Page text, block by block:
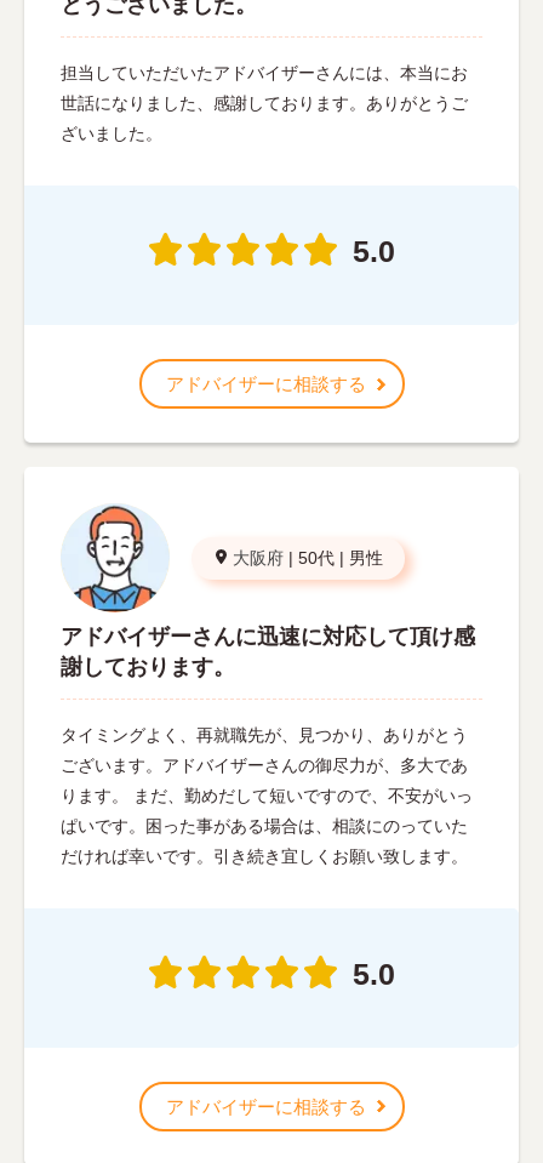
とうございました。
担当していただいたアドバイザーさんには、本当にお
世話になりました、感謝しております。ありがとうご
ざいました。
5.0
アドバイザーに相談する
大阪府 | 50代 | 男性
アドバイザーさんに迅速に対応して頂け感
謝しております。
タイミングよく、再就職先が、見つかり、ありがとう
ございます。アドバイザーさんの御尽力が、多大であ
ります。 まだ、勤めだして短いですので、不安がいっ
ぱいです。困った事がある場合は、相談にのっていた
だければ幸いです。引き続き宜しくお願い致します。
5.0
アドバイザーに相談する